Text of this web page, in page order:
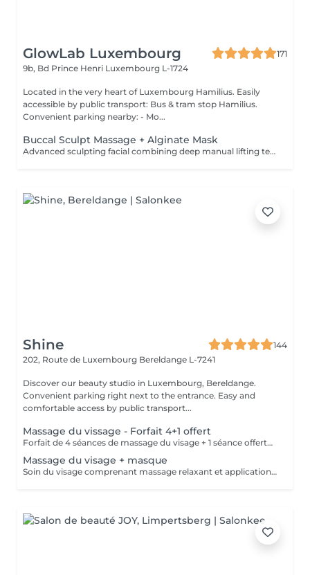
GlowLab Luxembourg
171
9b, Bd Prince Henri Luxembourg L-1724
Located in the very heart of Luxembourg Hamilius. Easily
accessible by public transport: Bus & tram stop Hamilius.
Convenient parking nearby: - Mo...
Buccal Sculpt Massage + Alginate Mask
Advanced sculpting facial combining deep manual lifting techniques with intraoral (buccal) massage to redefine facial contours, release muscle tension, and enhance natural lifting. Includes an alginate mask to calm the skin, restore hydration, and enhance the sculpting effect. Recommended course: 5-10 sessions, 1-2 times per week, followed by maintenance. BENEFITS: - Defined facial contours - Reduced puffiness - Improved circulation - Natural lifting effect - Muscle tension release INDICATIONS: - Loss of facial definition - Puffiness - Muscle tension - Dull skin - Early signs of aging CONTAINDICATIONS: - Active inflammation - Open wounds - Severe acne - Recent invasive procedures - Dental conditions (relative) AFTERCARE: - Stay hydrated - Avoid alcohol and salt on the same day - Maintain regular treatments Sculpt. Lift. Define.
Shine
144
202, Route de Luxembourg Bereldange L-7241
Discover our beauty studio in Luxembourg, Bereldange.
Convenient parking right next to the entrance. Easy and
comfortable access by public transport...
Massage du vissage - Forfait 4+1 offert
Forfait de 4 séances de massage du visage + 1 séance offerte. Soin relaxant et tonifiant favorisant la circulation, la détente musculaire et l'éclat de la peau. Forfait payable à l'avance et non remboursable. Les séances sont à planifier selon les disponibilités.
Massage du visage + masque
Soin du visage comprenant massage relaxant et application d'un masque adapté au type de peau. Aide à détendre les muscles du visage, améliorer la circulation et hydrater la peau.